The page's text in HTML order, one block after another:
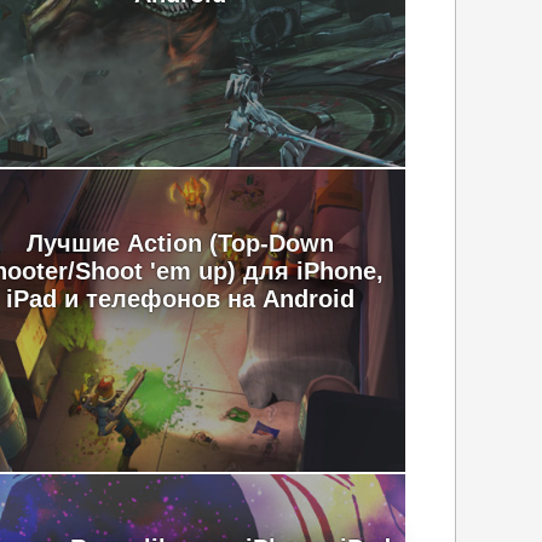
Лучшие Action (Top-Down
Shoot 'em up) для iPhone,
iPad и телефонов на Android